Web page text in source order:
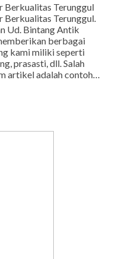
Berkualitas Terunggul
Berkualitas Terunggul.
Ud. Bintang Antik
berbagai
kami miliki seperti
prasasti, dll. Salah
artikel adalah contoh…